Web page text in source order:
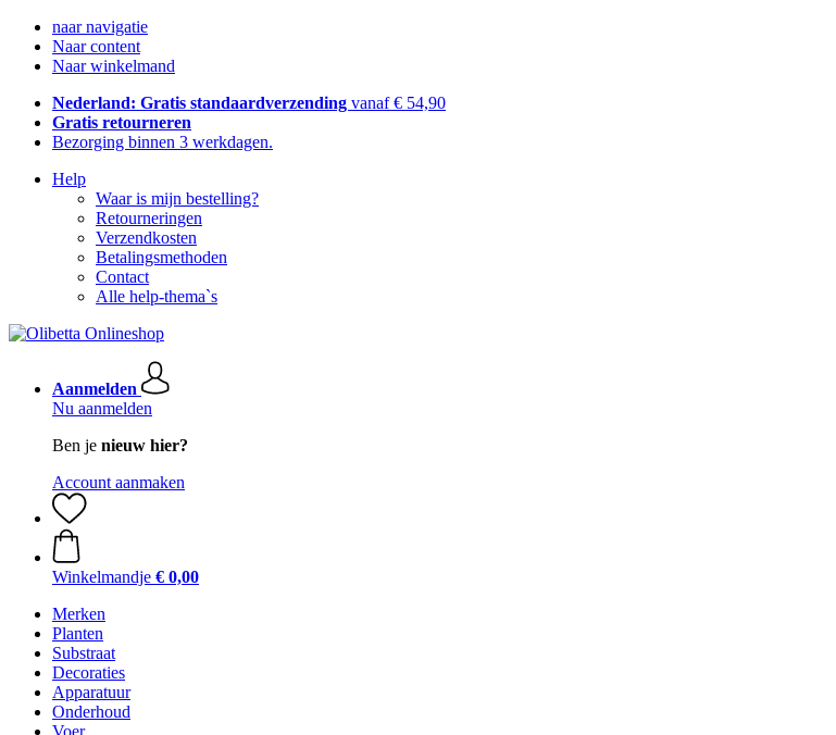
naar navigatie
Naar content
Naar winkelmand
Nederland: Gratis standaardverzending vanaf € 54,90
Gratis retourneren
Bezorging binnen 3 werkdagen.
Help
Waar is mijn bestelling?
Retourneringen
Verzendkosten
Betalingsmethoden
Contact
Alle help-thema`s
Aanmelden
Nu aanmelden
Ben je nieuw hier?
Account aanmaken
Winkelmandje € 0,00
Merken
Planten
Substraat
Decoraties
Apparatuur
Onderhoud
Voer